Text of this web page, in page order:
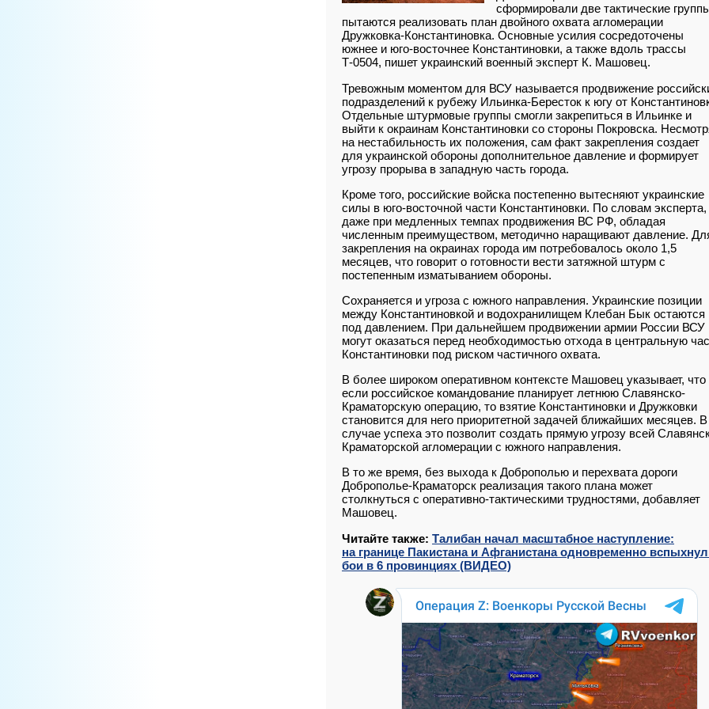
сформировали две тактические
пытаются реализовать план двойного охвата агломерации
Дружковка-Константиновка. Основные усилия сосредоточены
южнее и юго-восточнее Константиновки, а также вдоль трассы
Т-0504, пишет украинский военный эксперт К. Машовец.
Тревожным моментом для ВСУ называется продвижение
подразделений к рубежу Ильинка-Бересток к югу от
Отдельные штурмовые группы смогли закрепиться в Ильинке и
выйти к окраинам Константиновки со стороны Покровска.
на нестабильность их положения, сам факт закрепления создает
для украинской обороны дополнительное давление и формирует
угрозу прорыва в западную часть города.
Кроме того, российские войска постепенно вытесняют украинские
силы в юго-восточной части Константиновки. По словам эксперта,
даже при медленных темпах продвижения ВС РФ, обладая
численным преимуществом, методично наращивают давление.
закрепления на окраинах города им потребовалось около 1,5
месяцев, что говорит о готовности вести затяжной штурм с
постепенным изматыванием обороны.
Сохраняется и угроза с южного направления. Украинские позиции
между Константиновкой и водохранилищем Клебан Бык остаются
под давлением. При дальнейшем продвижении армии России ВСУ
могут оказаться перед необходимостью отхода в центральную
Константиновки под риском частичного охвата.
В более широком оперативном контексте Машовец указывает, что
если российское командование планирует летнюю Славянско-
Краматорскую операцию, то взятие Константиновки и Дружковки
становится для него приоритетной задачей ближайших месяцев. В
случае успеха это позволит создать прямую угрозу всей
Краматорской агломерации с южного направления.
В то же время, без выхода к Доброполью и перехвата дороги
Доброполье-Краматорск реализация такого плана может
столкнуться с оперативно-тактическими трудностями, добавляет
Машовец.
Читайте также: Талибан начал масштабное наступление:
на границе Пакистана и Афганистана одновременно
бои в 6 провинциях (ВИДЕО)